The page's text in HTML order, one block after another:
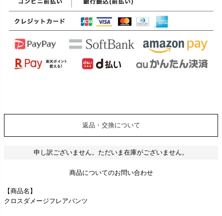
返品・交換について
申し訳ございません。ただいま在庫がございません。
商品についてのお問い合わせ
【商品名】
クロスダメージフレアパンツ